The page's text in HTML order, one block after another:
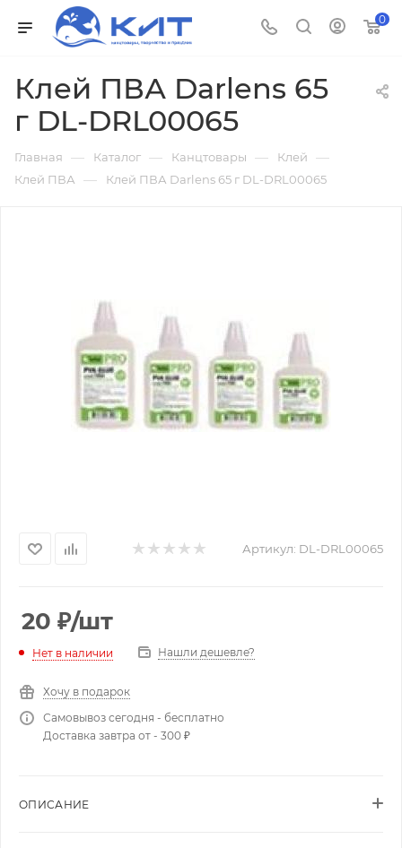
0
Клей ПВА Darlens 65
г DL-DRL00065
Главная — Каталог — Канцтовары — Клей —
Клей ПВА — Клей ПВА Darlens 65 г DL-DRL00065
Артикул: DL-DRL00065
20 ₽/шт
Нет в наличии Нашли дешевле?
Хочу в подарок
Самовывоз сегодня - бесплатно
Доставка завтра от - 300 ₽
ОПИСАНИЕ